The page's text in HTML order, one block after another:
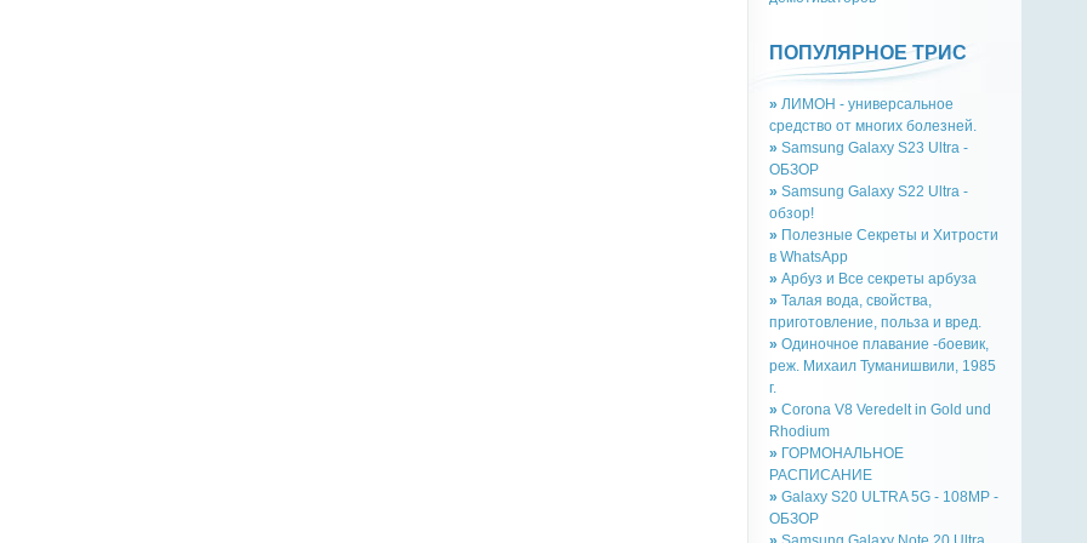
ПОПУЛЯРНОЕ ТРИС
» ЛИМОН - универсальное
средство от многих болезней.
» Samsung Galaxy S23 Ultra -
ОБЗОР
» Samsung Galaxy S22 Ultra -
обзор!
» Полезные Секреты и Хитрости
в WhatsApp
» Арбуз и Все секреты арбуза
» Талая вода, свойства,
приготовление, польза и вред.
» Одиночное плавание -боевик,
реж. Михаил Туманишвили, 1985
г.
» Corona V8 Veredelt in Gold und
Rhodium
» ГОРМОНАЛЬНОЕ
РАСПИСАНИЕ
» Galaxy S20 ULTRA 5G - 108MP -
ОБЗОР